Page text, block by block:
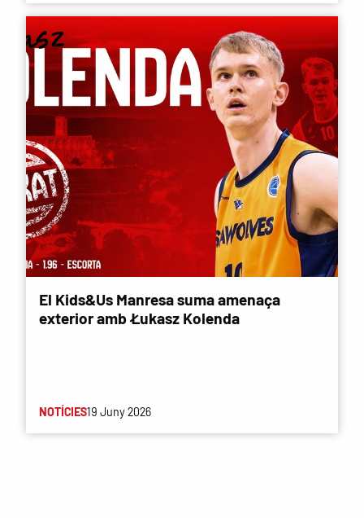
El Kids&Us Manresa suma amenaça
exterior amb Łukasz Kolenda
NOTÍCIES19 Juny 2026